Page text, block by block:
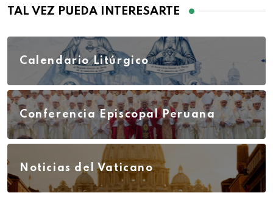
TAL VEZ PUEDA INTERESARTE
Calendario Litúrgico
Conferencia Episcopal Peruana
Noticias del Vaticano